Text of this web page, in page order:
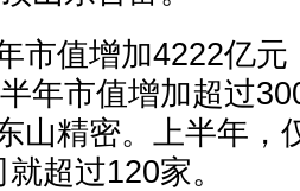
市值增加4222亿
年市值增加超过
山精密。上半年，
超过120家。